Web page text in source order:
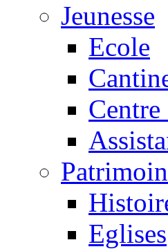
Jeunesse
Ecole
Eglises